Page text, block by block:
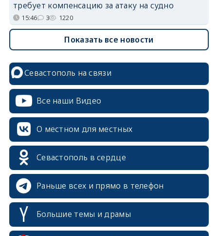
требует компенсацию за атаку на судно
15:46 3 1220
Показать все новости
Севастополь на связи
Все наши Видео
О местном для местных
Севастополь в сердце
Раньше всех и прямо в телефон
Большие темы и драмы